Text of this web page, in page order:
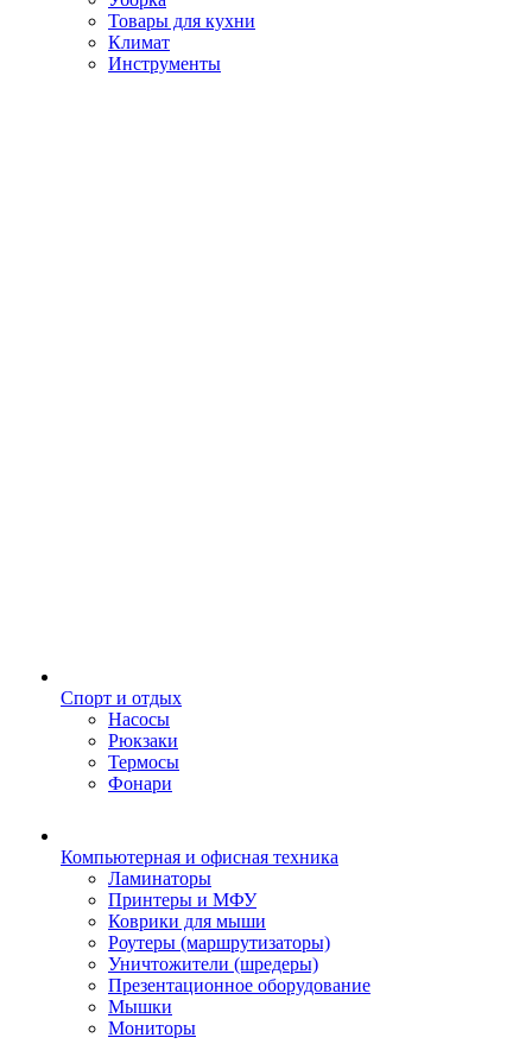
Товары для кухни
Климат
Инструменты
Спорт и отдых
Насосы
Рюкзаки
Термосы
Фонари
Компьютерная и офисная техника
Ламинаторы
Принтеры и МФУ
Коврики для мыши
Роутеры (маршрутизаторы)
Уничтожители (шредеры)
Презентационное оборудование
Мышки
Мониторы